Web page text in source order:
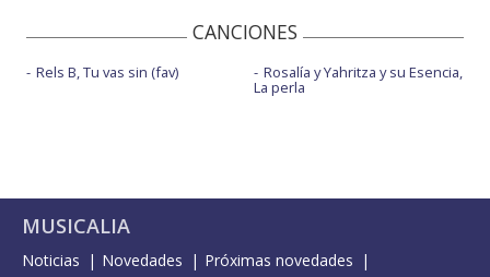
CANCIONES
Rels B, Tu vas sin (fav) Rosalía y Yahritza y su Esencia,
La perla
MUSICALIA
Noticias Novedades
Próximas novedades